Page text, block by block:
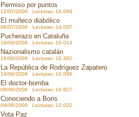
Permiso por puntos
12/07/2006 Lecturas: 10.084
El muñeco diabólico
06/07/2006 Lecturas: 14.007
Pucherazo en Cataluña
19/06/2006 Lecturas: 10.014
Nazionalismo catalán
16/06/2006 Lecturas: 10.382
La República de Rodríguez Zapatero
14/06/2006 Lecturas: 10.096
El doctor-bomba
09/06/2006 Lecturas: 10.827
Conociendo a Boris
04/06/2006 Lecturas: 12.032
Vota Paz